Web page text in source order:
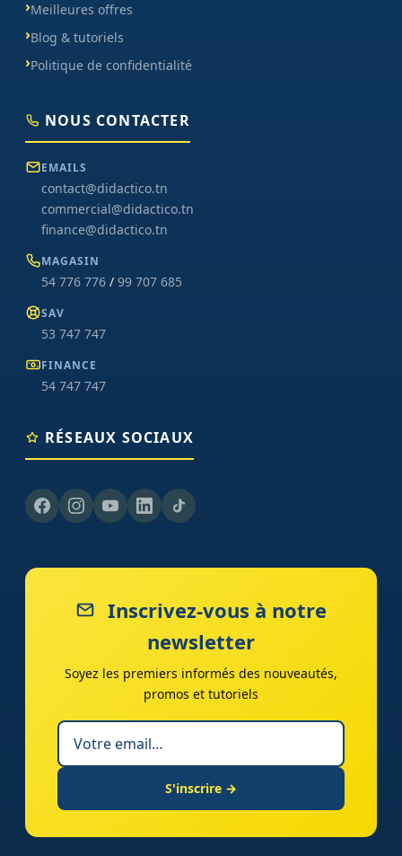
Meilleures offres
Blog & tutoriels
Politique de confidentialité
NOUS CONTACTER
EMAILS
contact@didactico.tn
commercial@didactico.tn
finance@didactico.tn
MAGASIN
54 776 776 / 99 707 685
SAV
53 747 747
FINANCE
54 747 747
RÉSEAUX SOCIAUX
Inscrivez-vous à notre
newsletter
Soyez les premiers informés des nouveautés,
promos et tutoriels
S'inscrire →